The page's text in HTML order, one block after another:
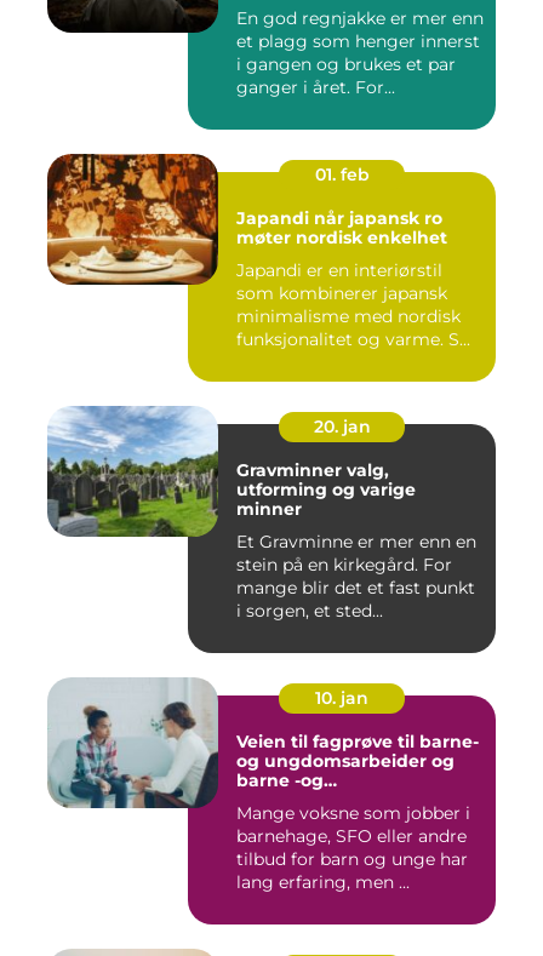
En god regnjakke er mer enn
et plagg som henger innerst
i gangen og brukes et par
ganger i året. For...
01. feb
Japandi når japansk ro
møter nordisk enkelhet
Japandi er en interiørstil
som kombinerer japansk
minimalisme med nordisk
funksjonalitet og varme. S...
20. jan
Gravminner valg,
utforming og varige
minner
Et Gravminne er mer enn en
stein på en kirkegård. For
mange blir det et fast punkt
i sorgen, et sted...
10. jan
Veien til fagprøve til barne-
og ungdomsarbeider og
barne -og
Mange voksne som jobber i
barnehage, SFO eller andre
tilbud for barn og unge har
lang erfaring, men ...